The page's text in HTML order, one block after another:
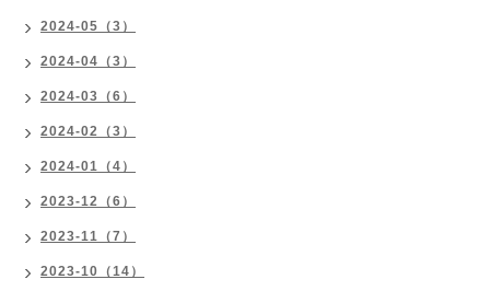
2024-05（3）
2024-04（3）
2024-03（6）
2024-02（3）
2024-01（4）
2023-12（6）
2023-11（7）
2023-10（14）